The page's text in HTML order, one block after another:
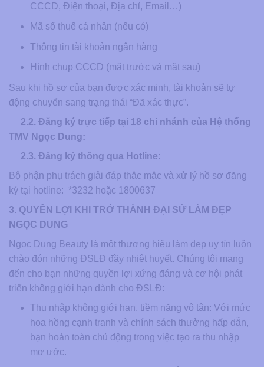
CCCD, Điện thoại, Địa chỉ, Email…)
Mã số thuế cá nhân (nếu có)
Thông tin tài khoản ngân hàng
Hình chụp CCCD (mặt trước và mặt sau)
Sau khi hồ sơ của bạn được xác minh, tài khoản sẽ tự
động chuyển sang trạng thái “Đã xác thực”.
2.2. Đăng ký trực tiếp tại 18 chi nhánh của Hệ thống
TMV Ngọc Dung:
2.3. Đăng ký thông qua Hotline:
Bộ phận phụ trách giải đáp thắc mắc và xử lý hồ sơ đăng
ký tại hotline: *3232 hoặc 1800637
3. QUYỀN LỢI KHI TRỞ THÀNH ĐẠI SỨ LÀM ĐẸP
NGỌC DUNG
Ngọc Dung Beauty là một thương hiệu làm đẹp uy tín luôn
chào đón những ĐSLĐ đầy nhiệt huyết. Chúng tôi mang
đến cho bạn những quyền lợi xứng đáng và cơ hội phát
triển không giới hạn dành cho ĐSLĐ:
Thu nhập không giới hạn, tiềm năng vô tận: Với mức
hoa hồng cạnh tranh và chính sách thưởng hấp dẫn,
bạn hoàn toàn chủ động trong việc tạo ra thu nhập
mơ ước.